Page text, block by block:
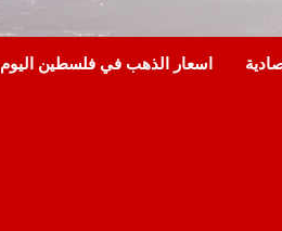
اسعار الذهب في فلسطين اليوم